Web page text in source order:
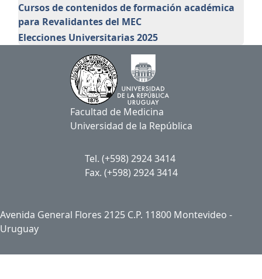
Cursos de contenidos de formación académica
para Revalidantes del MEC
Elecciones Universitarias 2025
Facultad de Medicina
Universidad de la República
Tel. (+598) 2924 3414
Fax. (+598) 2924 3414
Avenida General Flores 2125 C.P. 11800 Montevideo -
Uruguay